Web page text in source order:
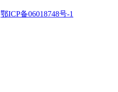
鄂ICP备06018748号-1